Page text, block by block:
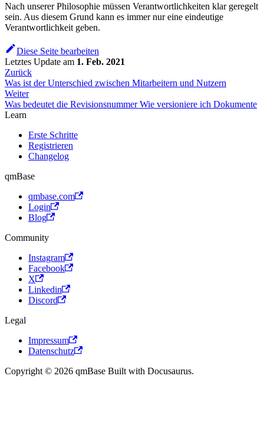
Nach unserer Philosophie müssen Verantwortlichkeiten klar geregelt
sein. Aus diesem Grund kann es immer nur eine eindeutige
Verantwortlichkeit geben.
Diese Seite bearbeiten
Letztes Update am 1. Feb. 2021
Zurück
Was ist der Unterschied zwischen Mitarbeitern und Nutzern
Weiter
Was bedeutet die Revisionsnummer Wie versioniere ich Dokumente
Learn
Erste Schritte
Registrieren
Changelog
qmBase
qmbase.com
Login
Blog
Community
Instagram
Facebook
X
Linkedin
Discord
Legal
Impressum
Datenschutz
Copyright © 2026 qmBase Built with Docusaurus.